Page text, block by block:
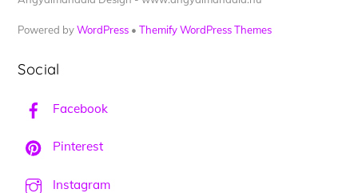
Powered byWordPress •Themify WordPress Themes
Social
Facebook
Pinterest
Instagram